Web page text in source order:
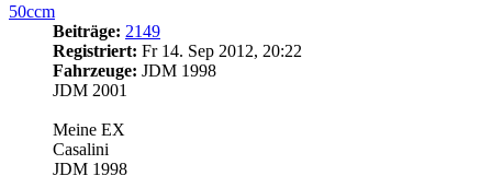
50ccm
Beiträge: 2149
Registriert: Fr 14. Sep 2012, 20:22
Fahrzeuge: JDM 1998
JDM 2001
Meine EX
Casalini
JDM 1998